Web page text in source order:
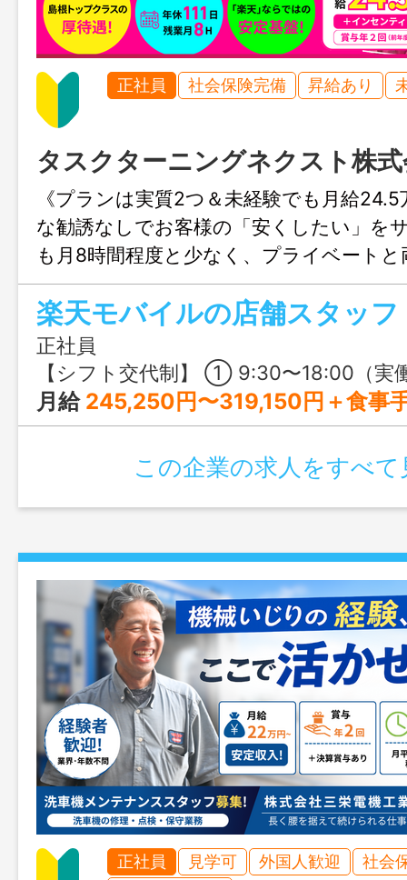
正社員 社会保険完備 昇給あり
タスクターニングネクスト株
《プランは実質2つ＆未経験でも月給24.5
な勧誘なしでお客様の「安くしたい」を
も月8時間程度と少なく、プライベート
り稼げます◎
正社員
【シフト交代制】 ① 9:30〜18:00（実働7.5時間） ② 12:00
月給 245,250円〜319,150円＋食事手当・残業代 ※イ
この企業の求人をすべて
正社員 見学可 外国人歓迎
社会